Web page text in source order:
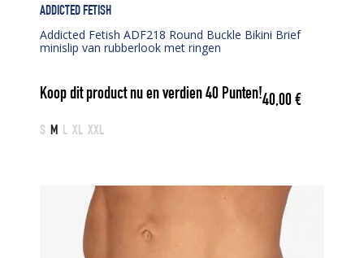
ADDICTED FETISH
Addicted Fetish ADF218 Round Buckle Bikini Brief
minislip van rubberlook met ringen
Koop dit product nu en verdien40 Punten!40,00€
S M L XL XXL